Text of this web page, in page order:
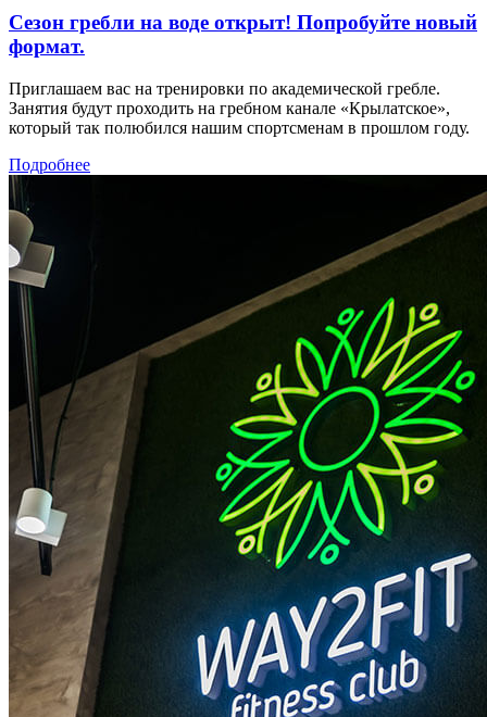
Сезон гребли на воде открыт! Попробуйте новый
формат.
Приглашаем вас на тренировки по академической гребле.
Занятия будут проходить на гребном канале «Крылатское»,
который так полюбился нашим спортсменам в прошлом году.
Подробнее